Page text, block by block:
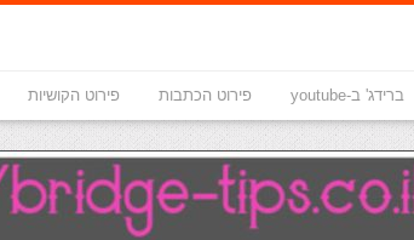
ברידג' ב-youtube פירוט הכתבות פירוט הקושיות